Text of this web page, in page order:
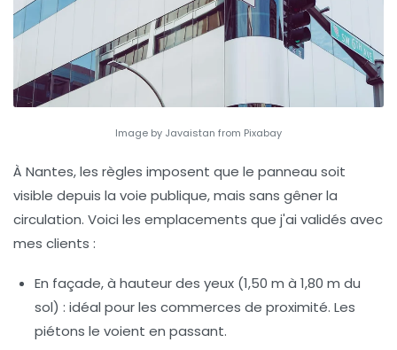
Image by Javaistan from Pixabay
À Nantes, les règles imposent que le panneau soit
visible depuis la voie publique, mais sans gêner la
circulation. Voici les emplacements que j'ai validés avec
mes clients :
En façade, à hauteur des yeux (1,50 m à 1,80 m du
sol) : idéal pour les commerces de proximité. Les
piétons le voient en passant.